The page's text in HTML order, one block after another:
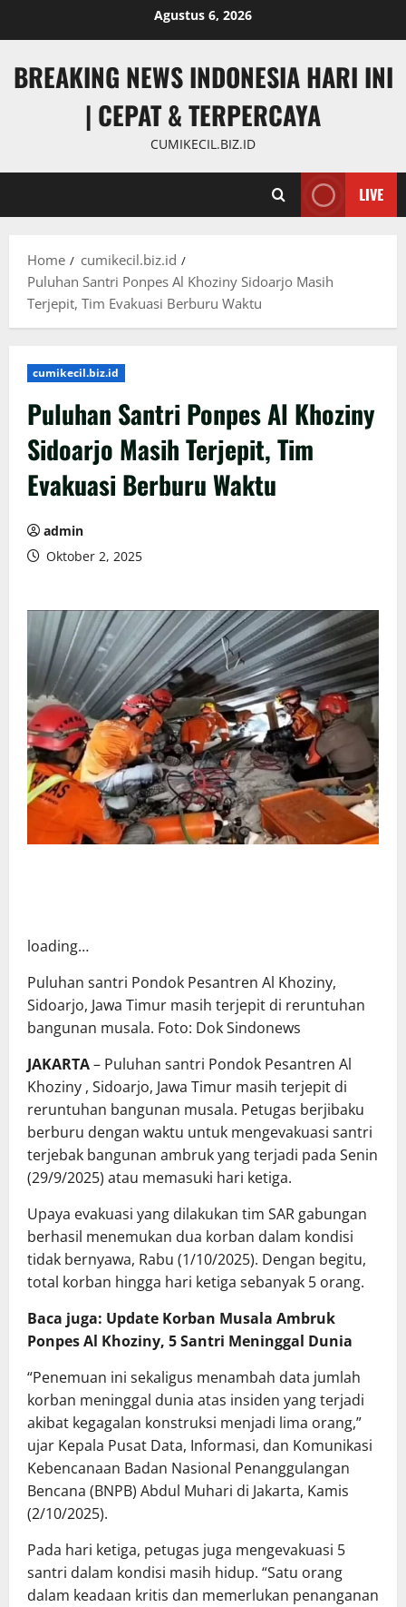
Agustus 6, 2026
BREAKING NEWS INDONESIA HARI INI
| CEPAT & TERPERCAYA
CUMIKECIL.BIZ.ID
LIVE
Home
cumikecil.biz.id
Puluhan Santri Ponpes Al Khoziny Sidoarjo Masih
Terjepit, Tim Evakuasi Berburu Waktu
cumikecil.biz.id
Puluhan Santri Ponpes Al Khoziny
Sidoarjo Masih Terjepit, Tim
Evakuasi Berburu Waktu
admin
Oktober 2, 2025
loading…
Puluhan santri Pondok Pesantren Al Khoziny,
Sidoarjo, Jawa Timur masih terjepit di reruntuhan
bangunan musala. Foto: Dok Sindonews
JAKARTA– Puluhan santri Pondok Pesantren Al
Khoziny , Sidoarjo, Jawa Timur masih terjepit di
reruntuhan bangunan musala. Petugas berjibaku
berburu dengan waktu untuk mengevakuasi santri
terjebak bangunan ambruk yang terjadi pada Senin
(29/9/2025) atau memasuki hari ketiga.
Upaya evakuasi yang dilakukan tim SAR gabungan
berhasil menemukan dua korban dalam kondisi
tidak bernyawa, Rabu (1/10/2025). Dengan begitu,
total korban hingga hari ketiga sebanyak 5 orang.
Baca juga: Update Korban Musala Ambruk
Ponpes Al Khoziny, 5 Santri Meninggal Dunia
“Penemuan ini sekaligus menambah data jumlah
korban meninggal dunia atas insiden yang terjadi
akibat kegagalan konstruksi menjadi lima orang,”
ujar Kepala Pusat Data, Informasi, dan Komunikasi
Kebencanaan Badan Nasional Penanggulangan
Bencana (BNPB) Abdul Muhari di Jakarta, Kamis
(2/10/2025).
Pada hari ketiga, petugas juga mengevakuasi 5
santri dalam kondisi masih hidup. “Satu orang
dalam keadaan kritis dan memerlukan penanganan